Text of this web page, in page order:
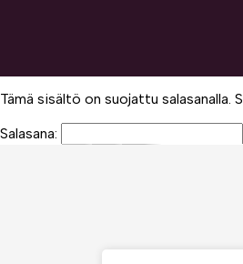
Tämä sisältö on suojattu salasanalla.
Salasana: